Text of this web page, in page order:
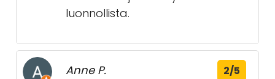
luonnollista.
Anne P. 2/5